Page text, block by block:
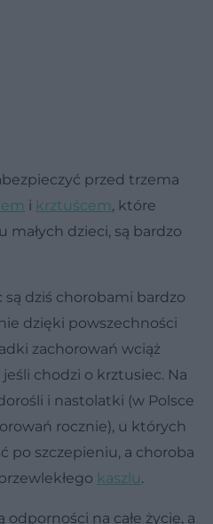
przed trzema
i krztuścem, które
dzieci, są bardzo
są dziś chorobami bardzo
dzięki powszechności
zachorowań wciąż
chodzi o krztusiec. Na
i nastolatki (w Polsce
rocznie), u których
po szczepieniu, a choroba
kaszlu.
odporności na całe życie, a